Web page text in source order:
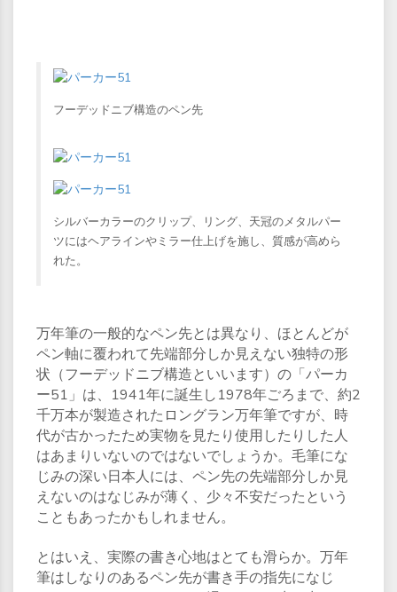
フーデッドニブ構造のペン先
シルバーカラーのクリップ、リング、天冠のメタルパー
ツにはヘアラインやミラー仕上げを施し、質感が高めら
れた。
万年筆の一般的なペン先とは異なり、ほとんどが
ペン軸に覆われて先端部分しか見えない独特の形
状（フーデッドニブ構造といいます）の「パーカ
ー51」は、1941年に誕生し1978年ごろまで、約2
千万本が製造されたロングラン万年筆ですが、時
代が古かったため実物を見たり使用したりした人
はあまりいないのではないでしょうか。毛筆にな
じみの深い日本人には、ペン先の先端部分しか見
えないのはなじみが薄く、少々不安だったという
こともあったかもしれません。
とはいえ、実際の書き心地はとても滑らか。万年
筆はしなりのあるペン先が書き手の指先になじ